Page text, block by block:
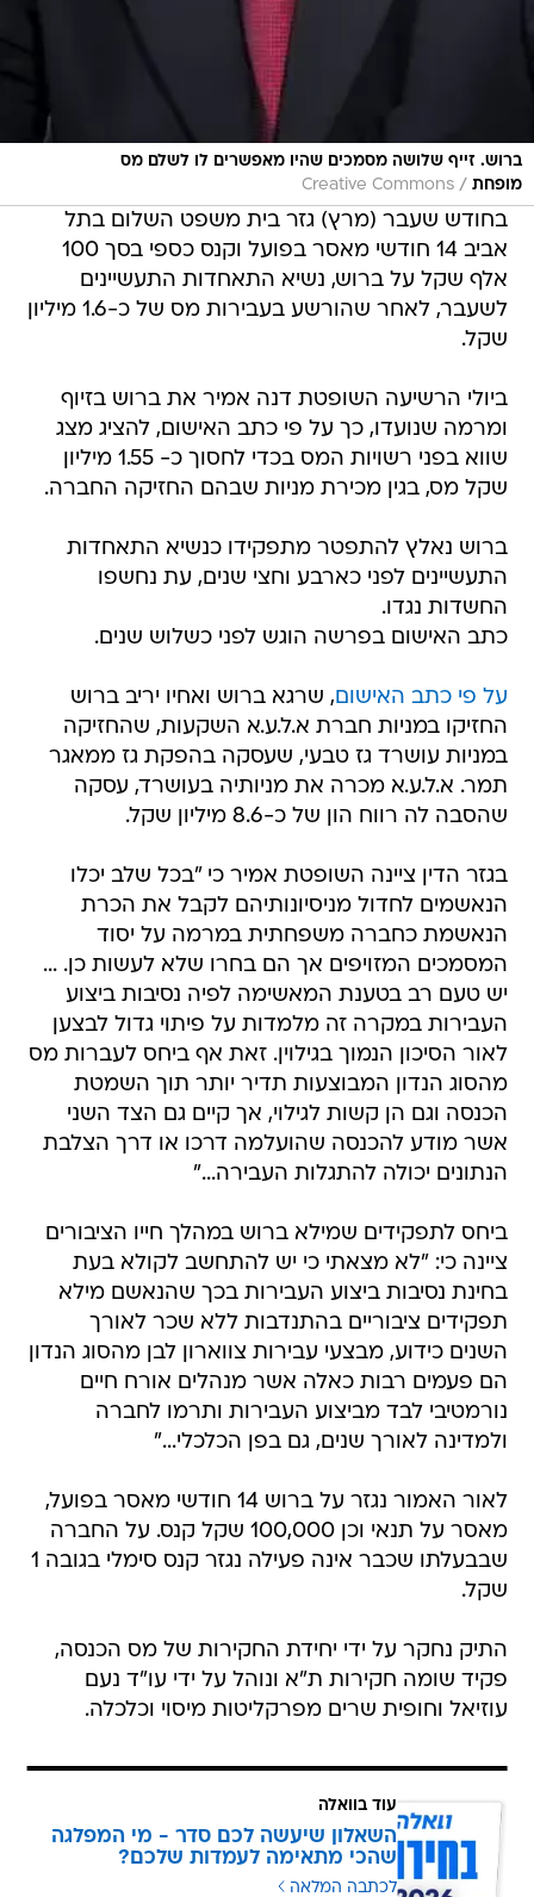
ברוש. זייף שלושה מסמכים שהיו מאפשרים לו לשלם מס
מופחת /
Creative Commons
בחודש שעבר (מרץ) גזר בית משפט השלום בתל
אביב 14 חודשי מאסר בפועל וקנס כספי בסך 100
אלף שקל על ברוש, נשיא התאחדות התעשיינים
לשעבר, לאחר שהורשע בעבירות מס של כ-1.6 מיליון
שקל.
ביולי הרשיעה השופטת דנה אמיר את ברוש בזיוף
ומרמה שנועדו, כך על פי כתב האישום, להציג מצג
שווא בפני רשויות המס בכדי לחסוך כ- 1.55 מיליון
שקל מס, בגין מכירת מניות שבהם החזיקה החברה.
ברוש נאלץ להתפטר מתפקידו כנשיא התאחדות
התעשיינים לפני כארבע וחצי שנים, עת נחשפו
החשדות נגדו.
כתב האישום בפרשה הוגש לפני כשלוש שנים.
על פי כתב האישום, שרגא ברוש ואחיו יריב ברוש
החזיקו במניות חברת א.ל.ע.א השקעות, שהחזיקה
במניות עושרד גז טבעי, שעסקה בהפקת גז ממאגר
תמר. א.ל.ע.א מכרה את מניותיה בעושרד, עסקה
שהסבה לה רווח הון של כ-8.6 מיליון שקל.
בגזר הדין ציינה השופטת אמיר כי "בכל שלב יכלו
הנאשמים לחדול מניסיונותיהם לקבל את הכרת
הנאשמת כחברה משפחתית במרמה על יסוד
המסמכים המזויפים אך הם בחרו שלא לעשות כן. ...
יש טעם רב בטענת המאשימה לפיה נסיבות ביצוע
העבירות במקרה זה מלמדות על פיתוי גדול לבצען
לאור הסיכון הנמוך בגילוין. זאת אף ביחס לעברות מס
מהסוג הנדון המבוצעות תדיר יותר תוך השמטת
הכנסה וגם הן קשות לגילוי, אך קיים גם הצד השני
אשר מודע להכנסה שהועלמה דרכו או דרך הצלבת
הנתונים יכולה להתגלות העבירה..."
ביחס לתפקידים שמילא ברוש במהלך חייו הציבורים
ציינה כי: "לא מצאתי כי יש להתחשב לקולא בעת
בחינת נסיבות ביצוע העבירות בכך שהנאשם מילא
תפקידים ציבוריים בהתנדבות ללא שכר לאורך
השנים כידוע, מבצעי עבירות צווארון לבן מהסוג הנדון
הם פעמים רבות כאלה אשר מנהלים אורח חיים
נורמטיבי לבד מביצוע העבירות ותרמו לחברה
ולמדינה לאורך שנים, גם בפן הכלכלי..."
לאור האמור נגזר על ברוש 14 חודשי מאסר בפועל,
מאסר על תנאי וכן 100,000 שקל קנס. על החברה
שבבעלתו שכבר אינה פעילה נגזר קנס סימלי בגובה 1
שקל.
התיק נחקר על ידי יחידת החקירות של מס הכנסה,
פקיד שומה חקירות ת"א ונוהל על ידי עו"ד נעם
עוזיאל וחופית שרים מפרקליטות מיסוי וכלכלה.
עוד בוואלה
השאלון שיעשה לכם סדר - מי המפלגה
שהכי מתאימה לעמדות שלכם?
לכתבה המלאה